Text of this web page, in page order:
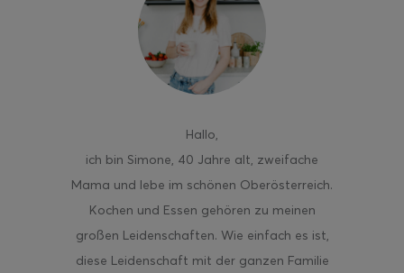
Hallo,
ich bin Simone, 40 Jahre alt, zweifache
Mama und lebe im schönen Oberösterreich.
Kochen und Essen gehören zu meinen
großen Leidenschaften. Wie einfach es ist,
diese Leidenschaft mit der ganzen Familie